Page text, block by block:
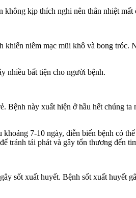
kịp thích nghi nên thân nhiệt
niêm mạc mũi khô và bong
nhiều bất tiện cho người bệnh.
này xuất hiện ở hầu hết chúng
7-10 ngày, diễn biến bệnh có
tránh tái phát và gây tổn thương đến
sốt xuất huyết. Bệnh sốt xuất huyết